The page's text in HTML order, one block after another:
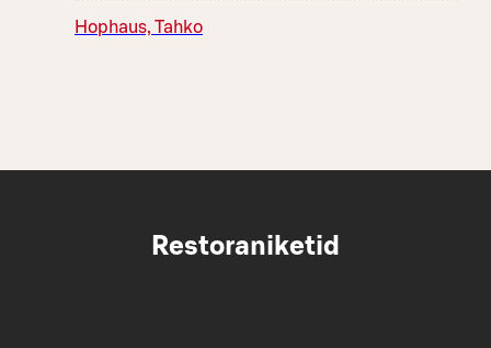
Hophaus, Tahko
Restoraniketid